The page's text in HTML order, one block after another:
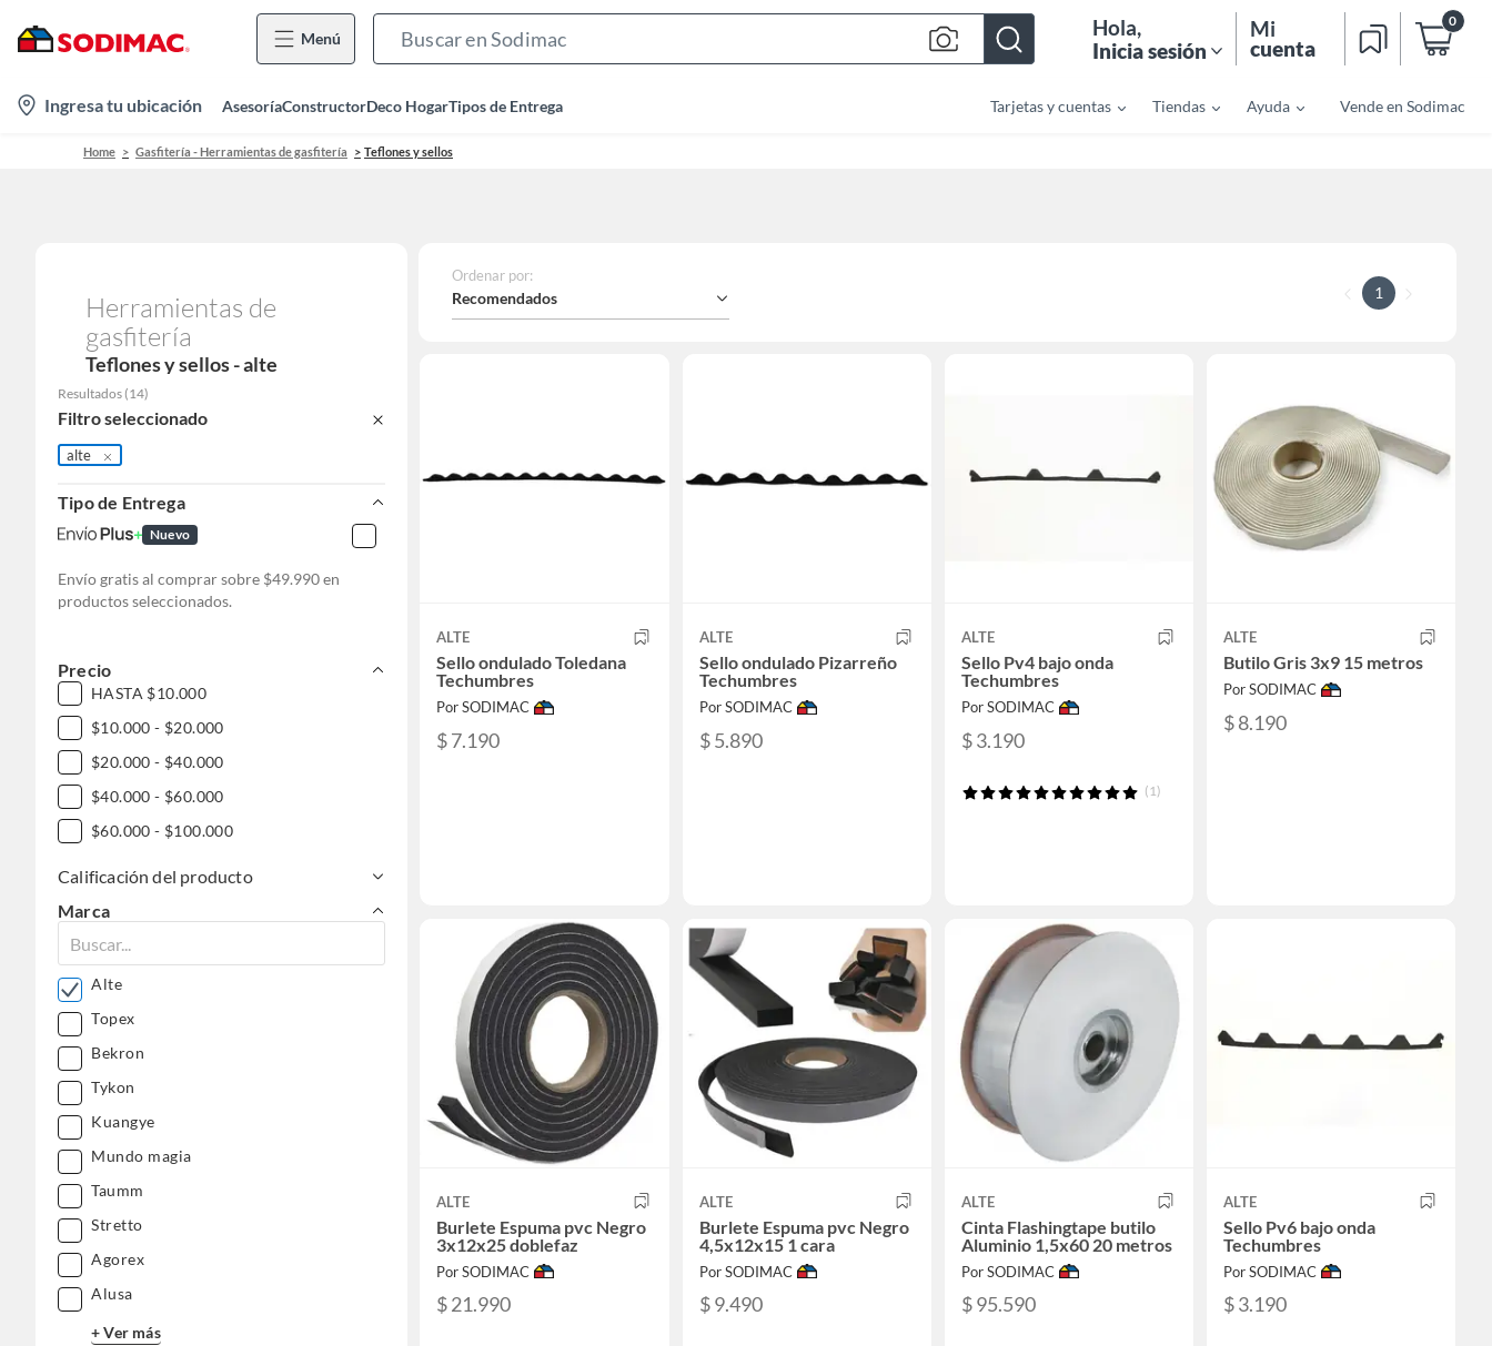
Menú
Bar
Hola,
Inicia sesión
Mi
cuenta
0
location-
icon
Ingresa tu ubicación AsesoríaConstructorDeco HogarTipos de Entrega Tarjetas y cuentas Tiendas Ayuda Vende en Sodimac
Home Gasfitería - Herramientas de gasfitería Teflones y sellos
Herramientas de
gasfitería
Teflones y sellos - alte
Resultados (14)
Filtro seleccionado
alte
Tipo de Entrega
Nuevo
Envío gratis al comprar sobre $49.990 en
productos seleccionados.
Precio
HASTA $10.000
$10.000 - $20.000
$20.000 - $40.000
$40.000 - $60.000
$60.000 - $100.000
Calificación del producto
Marca
Alte
Topex
Bekron
Tykon
Kuangye
Mundo magia
Taumm
Stretto
Agorex
Alusa
+ Ver más
Ordenar por:
Recomendados 1
ALTE
Sello ondulado Toledana
Techumbres
Por SODIMAC
$ 7.190
ALTE
Sello ondulado Pizarreño
Techumbres
Por SODIMAC
$ 5.890
ALTE
Sello Pv4 bajo onda
Techumbres
Por SODIMAC
$ 3.190
(1)
ALTE
Butilo Gris 3x9 15 metros
Por SODIMAC
$ 8.190
ALTE
Burlete Espuma pvc Negro
3x12x25 doblefaz
Por SODIMAC
$ 21.990
ALTE
Burlete Espuma pvc Negro
4,5x12x15 1 cara
Por SODIMAC
$ 9.490
ALTE
Cinta Flashingtape butilo
Aluminio 1,5x60 20 metros
Por SODIMAC
$ 95.590
ALTE
Sello Pv6 bajo onda
Techumbres
Por SODIMAC
$ 3.190